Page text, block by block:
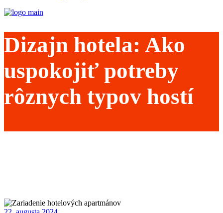
Dizajn hotela: Ako
uspokojiť potreby
rôznych typov hostí